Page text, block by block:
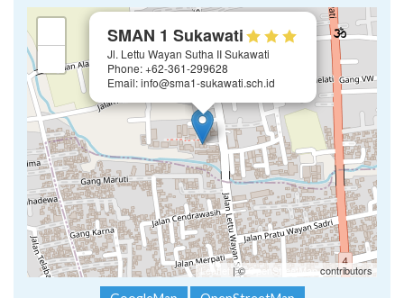
SMAN 1 Sukawati
Jl. Lettu Wayan Sutha II Sukawati
Phone: +62-361-299628
Email: info@sma1-sukawati.sch.id
Leaflet | ©OpenStreetMap contributors